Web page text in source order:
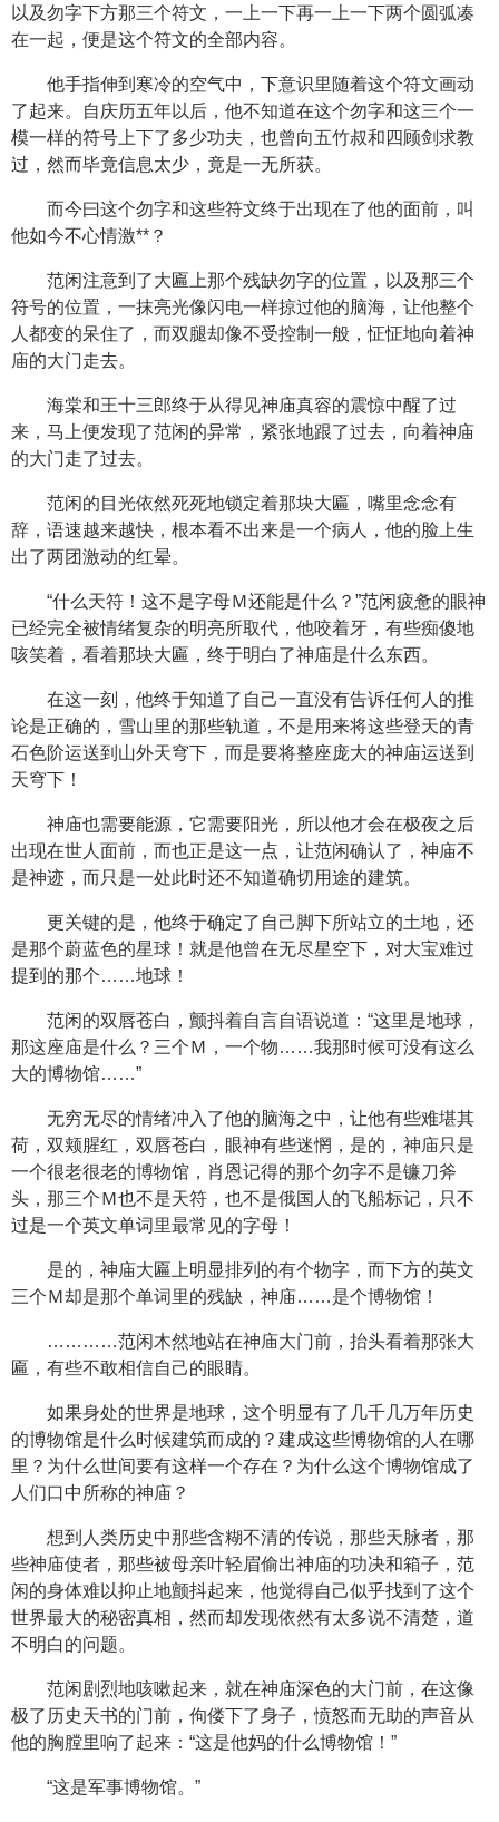
以及勿字下方那三个符文，一上一下再一上一下两个圆弧凑
在一起，便是这个符文的全部内容。
他手指伸到寒冷的空气中，下意识里随着这个符文画动
了起来。自庆历五年以后，他不知道在这个勿字和这三个一
模一样的符号上下了多少功夫，也曾向五竹叔和四顾剑求教
过，然而毕竟信息太少，竟是一无所获。
而今曰这个勿字和这些符文终于出现在了他的面前，叫
他如今不心情激**？
范闲注意到了大匾上那个残缺勿字的位置，以及那三个
符号的位置，一抹亮光像闪电一样掠过他的脑海，让他整个
人都变的呆住了，而双腿却像不受控制一般，怔怔地向着神
庙的大门走去。
海棠和王十三郎终于从得见神庙真容的震惊中醒了过
来，马上便发现了范闲的异常，紧张地跟了过去，向着神庙
的大门走了过去。
范闲的目光依然死死地锁定着那块大匾，嘴里念念有
辞，语速越来越快，根本看不出来是一个病人，他的脸上生
出了两团激动的红晕。
“什么天符！这不是字母Ｍ还能是什么？”范闲疲惫的眼神
已经完全被情绪复杂的明亮所取代，他咬着牙，有些痴傻地
咳笑着，看着那块大匾，终于明白了神庙是什么东西。
在这一刻，他终于知道了自己一直没有告诉任何人的推
论是正确的，雪山里的那些轨道，不是用来将这些登天的青
石色阶运送到山外天穹下，而是要将整座庞大的神庙运送到
天穹下！
神庙也需要能源，它需要阳光，所以他才会在极夜之后
出现在世人面前，而也正是这一点，让范闲确认了，神庙不
是神迹，而只是一处此时还不知道确切用途的建筑。
更关键的是，他终于确定了自己脚下所站立的土地，还
是那个蔚蓝色的星球！就是他曾在无尽星空下，对大宝难过
提到的那个……地球！
范闲的双唇苍白，颤抖着自言自语说道：“这里是地球，
那这座庙是什么？三个Ｍ，一个物……我那时候可没有这么
大的博物馆……”
无穷无尽的情绪冲入了他的脑海之中，让他有些难堪其
荷，双颊腥红，双唇苍白，眼神有些迷惘，是的，神庙只是
一个很老很老的博物馆，肖恩记得的那个勿字不是镰刀斧
头，那三个Ｍ也不是天符，也不是俄国人的飞船标记，只不
过是一个英文单词里最常见的字母！
是的，神庙大匾上明显排列的有个物字，而下方的英文
三个Ｍ却是那个单词里的残缺，神庙……是个博物馆！
…………范闲木然地站在神庙大门前，抬头看着那张大
匾，有些不敢相信自己的眼睛。
如果身处的世界是地球，这个明显有了几千几万年历史
的博物馆是什么时候建筑而成的？建成这些博物馆的人在哪
里？为什么世间要有这样一个存在？为什么这个博物馆成了
人们口中所称的神庙？
想到人类历史中那些含糊不清的传说，那些天脉者，那
些神庙使者，那些被母亲叶轻眉偷出神庙的功决和箱子，范
闲的身体难以抑止地颤抖起来，他觉得自己似乎找到了这个
世界最大的秘密真相，然而却发现依然有太多说不清楚，道
不明白的问题。
范闲剧烈地咳嗽起来，就在神庙深色的大门前，在这像
极了历史天书的门前，佝偻下了身子，愤怒而无助的声音从
他的胸膛里响了起来：“这是他妈的什么博物馆！”
“这是军事博物馆。”